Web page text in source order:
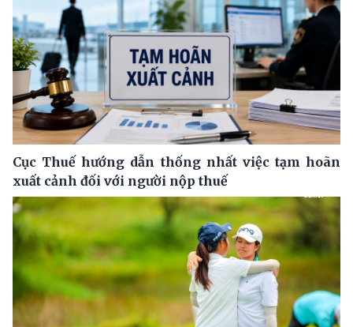
Cục Thuế hướng dẫn thống nhất việc tạm hoãn
xuất cảnh đối với người nộp thuế